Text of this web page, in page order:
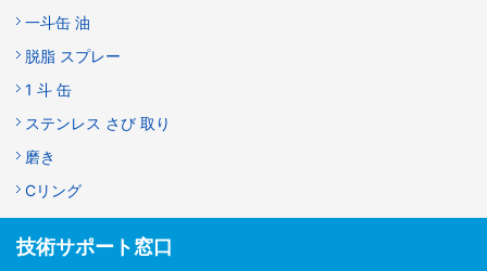
一斗缶 油
脱脂 スプレー
1 斗 缶
ステンレス さび 取り
磨き
Cリング
技術サポート窓口